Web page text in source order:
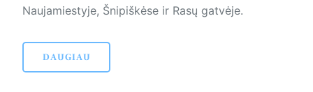
Naujamiestyje, Šnipiškėse ir Rasų gatvėje.
DAUGIAU